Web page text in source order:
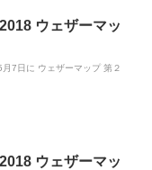
ウェザーマッ
7日に ウェザーマップ 第２
ウェザーマッ